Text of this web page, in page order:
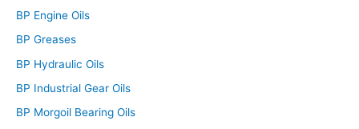
BP Engine Oils
BP Greases
BP Hydraulic Oils
BP Industrial Gear Oils
BP Morgoil Bearing Oils